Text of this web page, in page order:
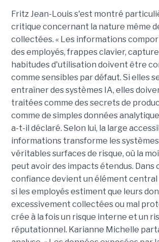
Fritz Jean-Louis s'est montré
critique concernant la nature même
collectées. « Les informations
des employés, frappes clavier,
habitudes d'utilisation doivent être
comme sensibles par défaut. Si elles
entraîner des systèmes IA, elles
traitées comme des secrets de
comme de simples données
a-t-il déclaré. Selon lui, la large
informations transforme les
véritables surfaces de risque, où la
peut avoir des impacts étendus. Dans
confiance devient un élément central
si les employés estiment que leurs
excessivement collectées ou mal
crée à la fois un risque interne et un
réputationnel. Karianne Michelle